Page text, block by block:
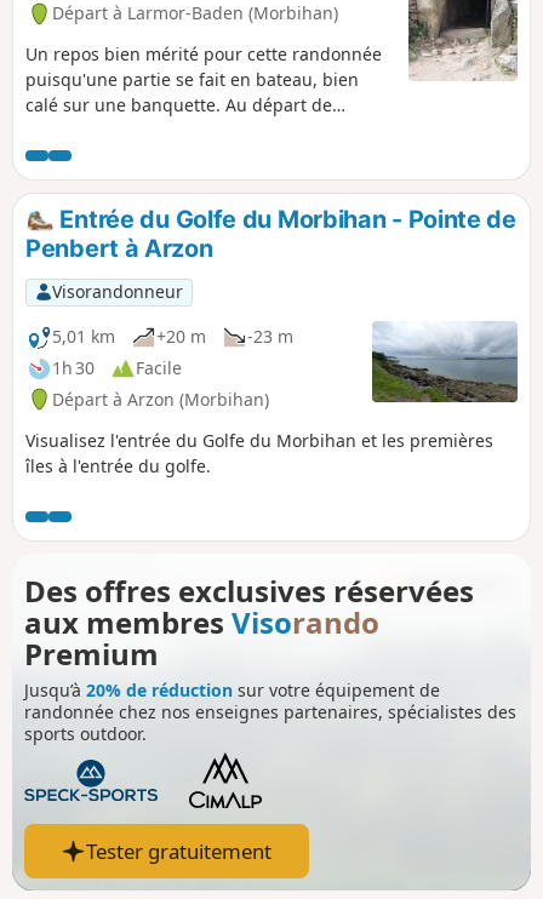
Départ à Larmor-Baden (Morbihan)
Un repos bien mérité pour cette randonnée
puisqu'une partie se fait en bateau, bien
calé sur une banquette. Au départ de
rejoindre l'île et le cairn de Gavrinis bâti vers
3500 ans avant J.C durant le néolithique puis
retour à Larmor-Baden, où l'on visitera à
pied l'île de Berder non loin de là.
Entrée du Golfe du Morbihan - Pointe de
Penbert à Arzon
Visorandonneur
5,01 km
+20 m
-23 m
1h 30
Facile
Départ à Arzon (Morbihan)
Visualisez l'entrée du Golfe du Morbihan et les premières
îles à l'entrée du golfe.
Des offres exclusives réservées
aux membres Visorando
Premium
Jusqu’à 20% de réduction sur votre équipement de
randonnée chez nos enseignes partenaires, spécialistes des
sports outdoor.
Tester gratuitement